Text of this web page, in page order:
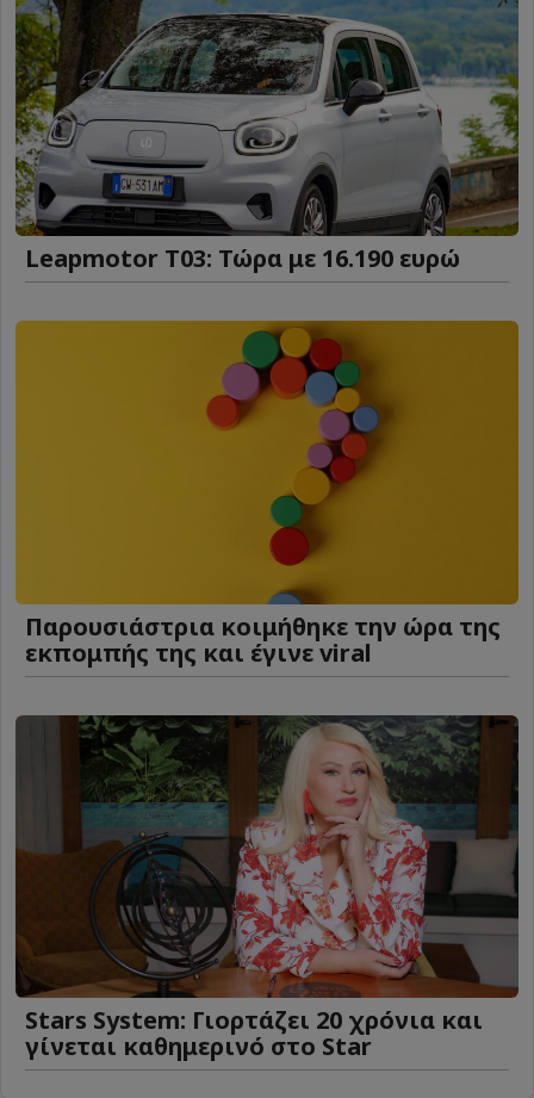
Leapmotor T03: Τώρα με 16.190 ευρώ
Παρουσιάστρια κοιμήθηκε την ώρα της
εκπομπής της και έγινε viral
Stars System: Γιορτάζει 20 χρόνια και
γίνεται καθημερινό στο Star